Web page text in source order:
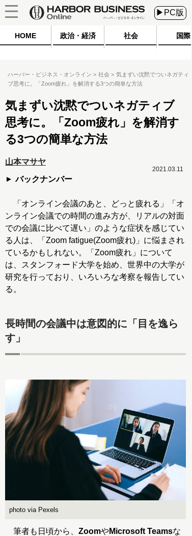
▶PC版
HOME 政治・経済 社会 国際
ハーバー・ビジネス・オンライン 社会
気まずい沈黙でついネガティ
ブ思考に。「Zoom疲れ」を解消する3つの簡単な方法
気まずい沈黙でついネガティブ
思考に。「Zoom疲れ」を解消す
る3つの簡単な方法
山本マサヤ
バックナンバー
2021.03.11
「オンライン会議のあと、どっと疲れる」「オ
ンライン会議での時間の進み方が、リアルの対面
での会議に比べて遅い」のような症状を感じてい
る人は、「Zoom fatigue(Zoom疲れ)」に悩まされ
ているかもしれない。「Zoom疲れ」について
は、スタンフォード大学を始め、世界中の大学が
研究を行っており、いろいろな考察を報告してい
る。
長時間の会議中は意図的に「目を逸ら
す」
photo via Pexels
筆者も日頃から、 ZoomやMicrosoft Teamsな